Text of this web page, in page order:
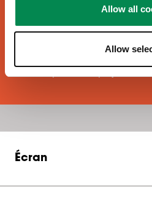
Allow all
Allow
Des questions ?
Des doutes sur l’application,
disponibilité ? Contactez
Écran